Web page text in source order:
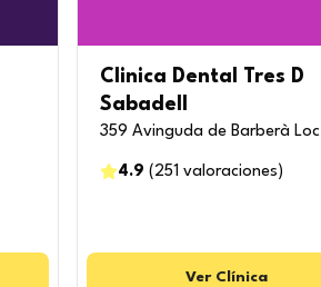
Clinica Dental Tres D
Sabadell
359 Avinguda de Barberà Loc
4.9 ( 251 valoraciones )
Ver Clínica